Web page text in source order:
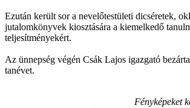
Ezután került sor a nevelőtestületi dicséretek,
jutalomkönyvek kiosztására a kiemelkedő
teljesítményekért.
Az ünnepség végén Csák Lajos igazgató
tanévet.
Fényképeket